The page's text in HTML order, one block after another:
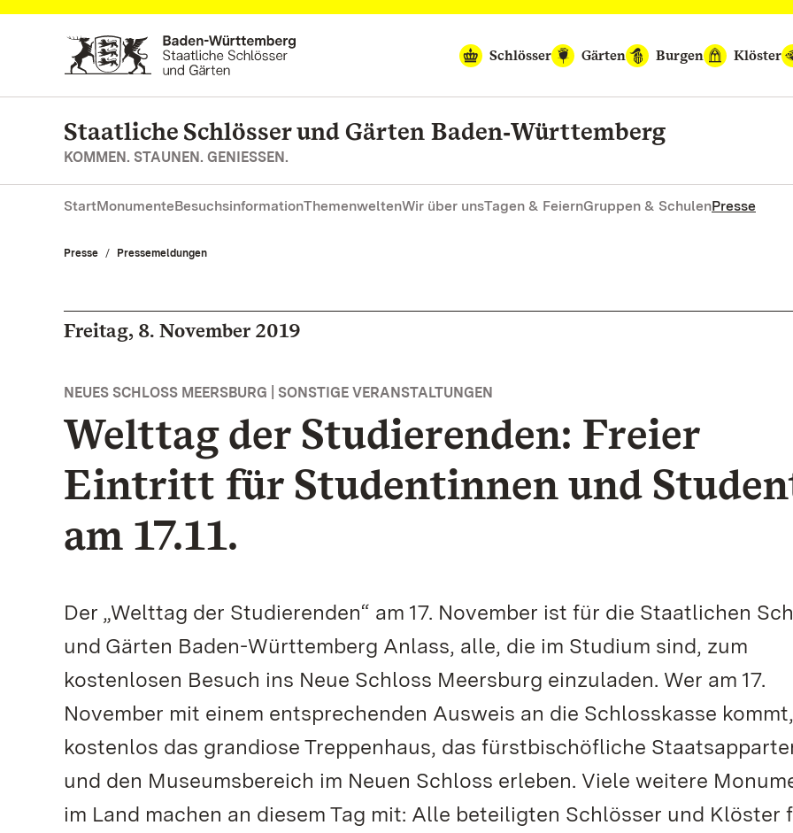
Zum Hauptinhalt springen
Schlösser
Gärten Burgen Klöster
Staatliche Schlösser und Gärten Baden‑Württemberg
KOMMEN. STAUNEN. GENIESSEN.
StartMonumenteBesuchsinformationThemenweltenWir über unsTagen & FeiernGruppen & SchulenPresse
Presse Pressemeldungen
Freitag, 8. November 2019
NEUES SCHLOSS MEERSBURG | SONSTIGE VERANSTALTUNGEN
Welttag der Studierenden: Freier
Eintritt für Studentinnen und
am 17.11.
Der „Welttag der Studierenden“ am 17. November ist für die Staatlichen
und Gärten Baden-Württemberg Anlass, alle, die im Studium sind, zum
kostenlosen Besuch ins Neue Schloss Meersburg einzuladen. Wer am 17.
November mit einem entsprechenden Ausweis an die Schlosskasse
kostenlos das grandiose Treppenhaus, das fürstbischöfliche
und den Museumsbereich im Neuen Schloss erleben. Viele weitere
im Land machen an diesem Tag mit: Alle beteiligten Schlösser und Klöster